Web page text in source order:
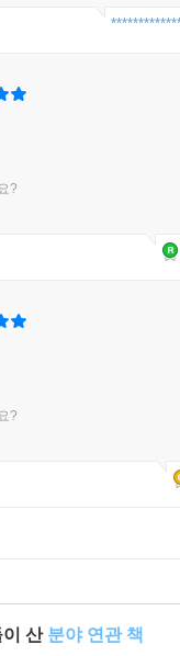
?
?
이 산 분야 연관 책